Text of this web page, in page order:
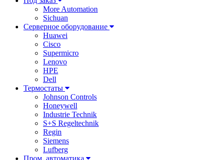
More Automation
Sichuan
Серверное оборудование
Huawei
Cisco
Supermicro
Lenovo
HPE
Dell
Термостаты
Johnson Controls
Honeywell
Industrie Technik
S+S Regeltechnik
Regin
Siemens
Lufberg
Пром. автоматика